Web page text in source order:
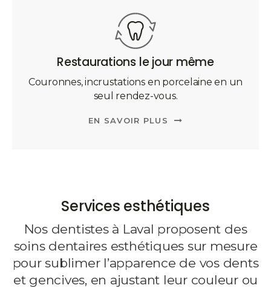
Restaurations le jour même
Couronnes, incrustations en porcelaine en un
seul rendez-vous.
EN SAVOIR PLUS
Services esthétiques
Nos dentistes à Laval proposent des
soins dentaires esthétiques sur mesure
pour sublimer l’apparence de vos dents
et gencives, en ajustant leur couleur ou